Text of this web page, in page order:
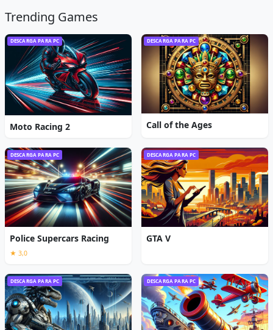
Trending Games
DESCARGA PARA PC
Moto Racing 2
DESCARGA PARA PC
Call of the Ages
DESCARGA PARA PC
Police Supercars Racing
★ 3,0
DESCARGA PARA PC
GTA V
DESCARGA PARA PC DESCARGA PARA PC